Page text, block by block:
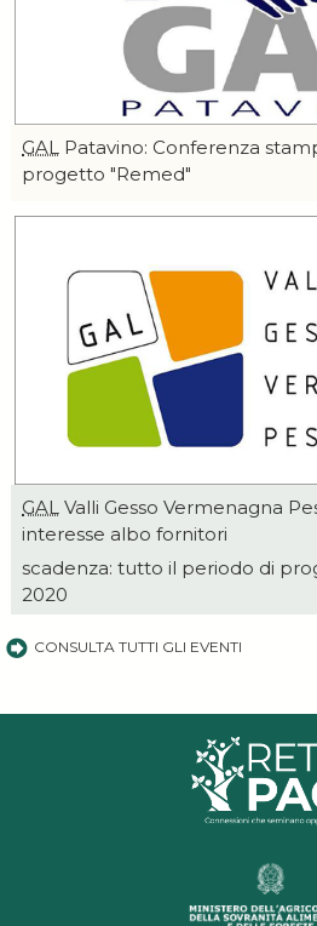
GAL Patavino: Conferenza
progetto "Remed"
GAL Valli Gesso Vermenagna
interesse albo fornitori
scadenza: tutto il periodo di
2020
CONSULTA TUTTI GLI EVENTI